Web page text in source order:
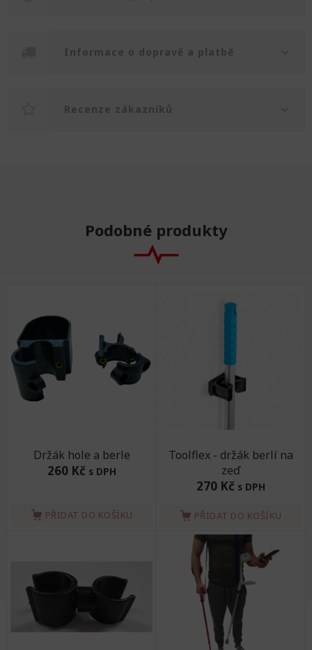
Informace o dopravě a platbě
Recenze zákazníků
Podobné produkty
Držák hole a berle
260 Kč s DPH
PŘIDAT DO KOŠÍKU
Toolflex - držák berlí na
zeď
270 Kč s DPH
PŘIDAT DO KOŠÍKU